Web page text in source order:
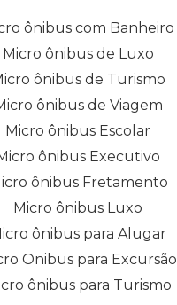
ônibus com Banheiro
Micro ônibus de Luxo
ônibus de Turismo
ônibus de Viagem
Micro ônibus Escolar
ônibus Executivo
ônibus Fretamento
Micro ônibus Luxo
ônibus para Alugar
Onibus para Excursão
ônibus para Turismo